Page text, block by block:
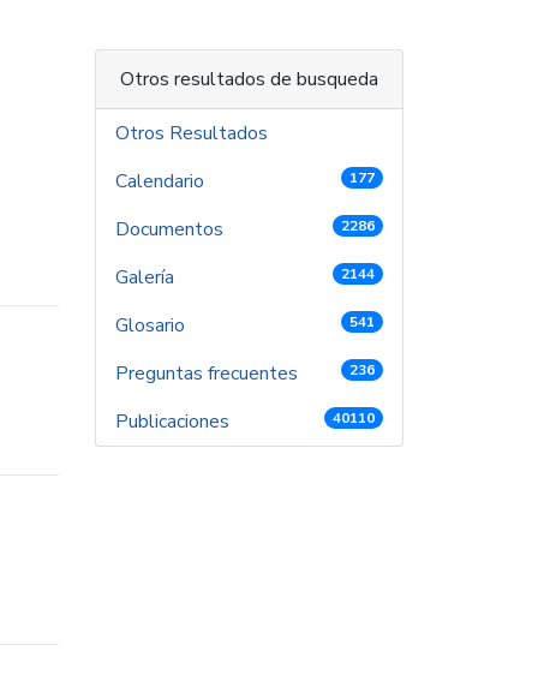
Otros resultados de busqueda
Otros Resultados
Calendario
177
Documentos 2286
Galería 2144
Glosario 541
Preguntas frecuentes 236
Publicaciones 40110